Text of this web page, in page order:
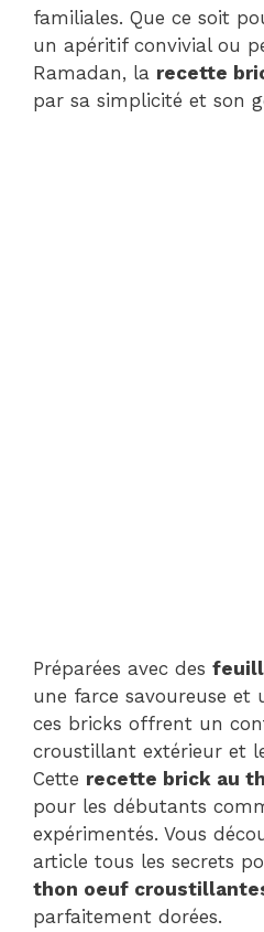
familiales. Que ce soit
un apéritif convivial ou
Ramadan, la recette
par sa simplicité et son
Préparées avec des
une farce savoureuse et
ces bricks offrent un
croustillant extérieur et
Cette recette brick au
pour les débutants
expérimentés. Vous
article tous les secrets
thon oeuf
parfaitement dorées.